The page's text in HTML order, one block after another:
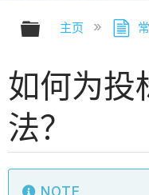
扩展/隐缩
主页
如何为投
法？
NOTE